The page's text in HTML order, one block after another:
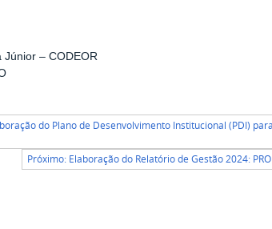
Júnior – CODEOR
do Plano de Desenvolvimento Institucional (PDI)
Próximo: Elaboração do Relatório de Gestão 2024: